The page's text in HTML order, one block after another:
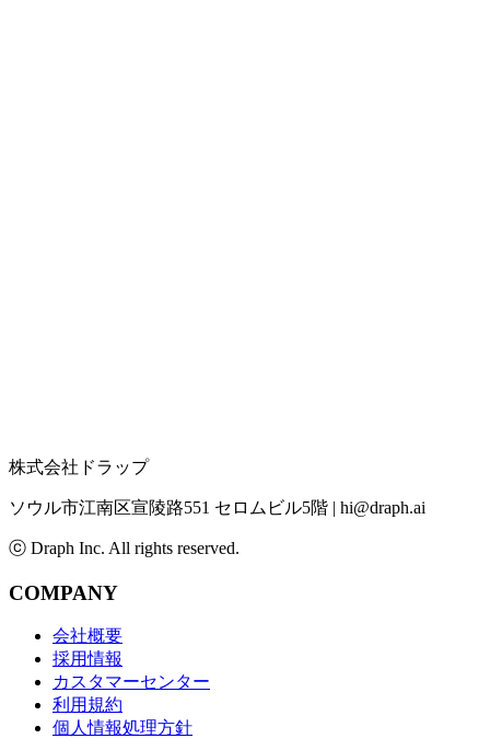
株式会社ドラップ
ソウル市江南区宣陵路551 セロムビル5階 | hi@draph.ai
ⓒ Draph Inc. All rights reserved.
COMPANY
会社概要
採用情報
カスタマーセンター
利用規約
個人情報処理方針